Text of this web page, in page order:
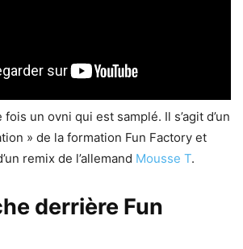
fois un ovni qui est samplé. Il s’agit d’un
» de la formation Fun Factory et
remix de l’allemand Mousse T.
derrière Fun